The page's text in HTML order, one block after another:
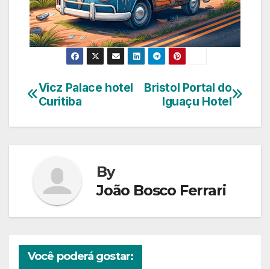
Navegação
Bristol Portal do
Iguaçu Hotel
Vicz Palace hotel
Curitiba
By
João Bosco Ferrari
Você poderá gostar: